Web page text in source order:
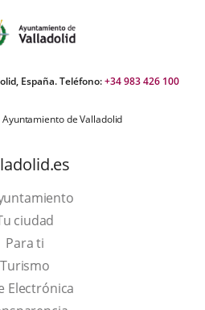
España. Teléfono:+34 983 426 100
de Valladolid
ciudad
Para ti
TurismoThis
link
Electrónica